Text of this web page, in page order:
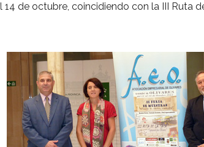
14 de octubre, coincidiendo con la III Ruta